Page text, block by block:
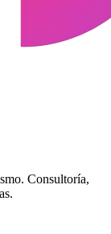
Consultoría,